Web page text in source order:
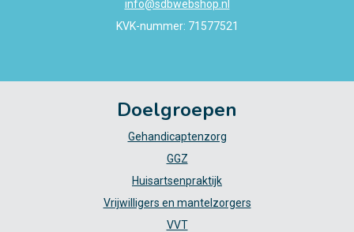
info@sdbwebshop.nl
KVK-nummer: 71577521
Doelgroepen
Gehandicaptenzorg
GGZ
Huisartsenpraktijk
Vrijwilligers en mantelzorgers
VVT